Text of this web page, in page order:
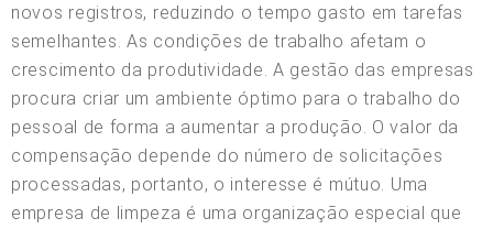
novos registros, reduzindo o tempo gasto em tarefas
semelhantes. As condições de trabalho afetam o
crescimento da produtividade. A gestão das empresas
procura criar um ambiente óptimo para o trabalho do
pessoal de forma a aumentar a produção. O valor da
compensação depende do número de solicitações
processadas, portanto, o interesse é mútuo. Uma
empresa de limpeza é uma organização especial que